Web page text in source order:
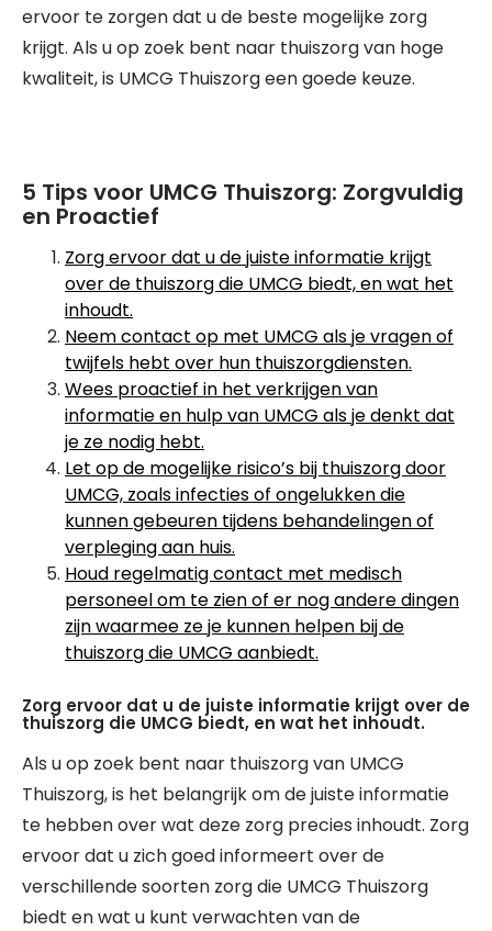
ervoor te zorgen dat u de beste mogelijke zorg
krijgt. Als u op zoek bent naar thuiszorg van hoge
kwaliteit, is UMCG Thuiszorg een goede keuze.
5 Tips voor UMCG Thuiszorg: Zorgvuldig
en Proactief
Zorg ervoor dat u de juiste informatie krijgt
over de thuiszorg die UMCG biedt, en wat het
inhoudt.
Neem contact op met UMCG als je vragen of
twijfels hebt over hun thuiszorgdiensten.
Wees proactief in het verkrijgen van
informatie en hulp van UMCG als je denkt dat
je ze nodig hebt.
Let op de mogelijke risico’s bij thuiszorg door
UMCG, zoals infecties of ongelukken die
kunnen gebeuren tijdens behandelingen of
verpleging aan huis.
Houd regelmatig contact met medisch
personeel om te zien of er nog andere dingen
zijn waarmee ze je kunnen helpen bij de
thuiszorg die UMCG aanbiedt.
Zorg ervoor dat u de juiste informatie krijgt over de
thuiszorg die UMCG biedt, en wat het inhoudt.
Als u op zoek bent naar thuiszorg van UMCG
Thuiszorg, is het belangrijk om de juiste informatie
te hebben over wat deze zorg precies inhoudt. Zorg
ervoor dat u zich goed informeert over de
verschillende soorten zorg die UMCG Thuiszorg
biedt en wat u kunt verwachten van de